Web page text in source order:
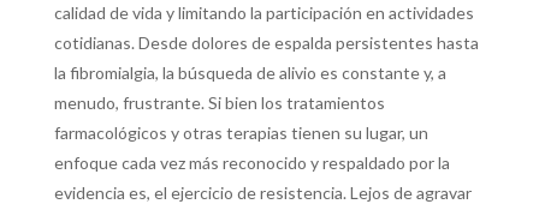
calidad de vida y limitando la participación en actividades
cotidianas. Desde dolores de espalda persistentes hasta
la fibromialgia, la búsqueda de alivio es constante y, a
menudo, frustrante. Si bien los tratamientos
farmacológicos y otras terapias tienen su lugar, un
enfoque cada vez más reconocido y respaldado por la
evidencia es, el ejercicio de resistencia. Lejos de agravar